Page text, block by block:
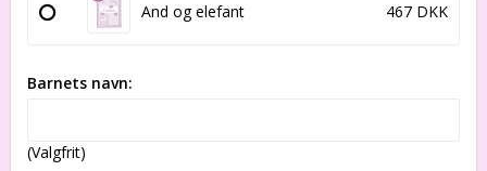
And og elefant 467 DKK
Barnets navn:
(Valgfrit)